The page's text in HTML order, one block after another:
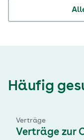
Häufig
Verträge
Verträge zur